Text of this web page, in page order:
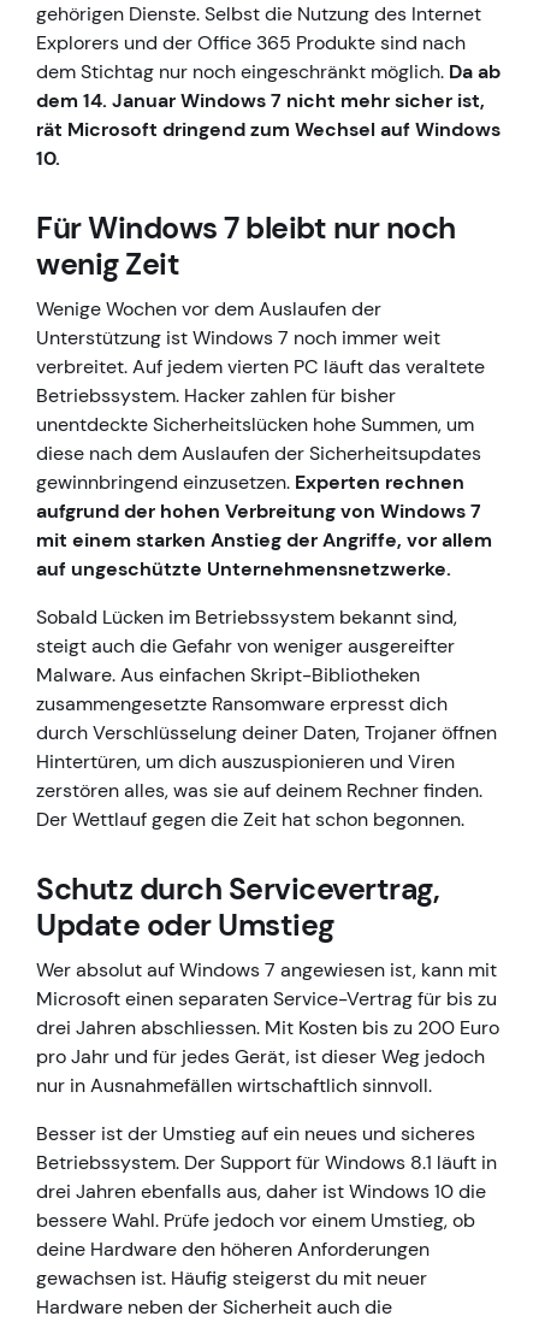
gehörigen Dienste. Selbst die Nutzung des Internet
Explorers und der Office 365 Produkte sind nach
dem Stichtag nur noch eingeschränkt möglich. Da ab
dem 14. Januar Windows 7 nicht mehr sicher ist,
rät Microsoft dringend zum Wechsel auf Windows
10.
Für Windows 7 bleibt nur noch
wenig Zeit
Wenige Wochen vor dem Auslaufen der
Unterstützung ist Windows 7 noch immer weit
verbreitet. Auf jedem vierten PC läuft das veraltete
Betriebssystem. Hacker zahlen für bisher
unentdeckte Sicherheitslücken hohe Summen, um
diese nach dem Auslaufen der Sicherheitsupdates
gewinnbringend einzusetzen. Experten rechnen
aufgrund der hohen Verbreitung von Windows 7
mit einem starken Anstieg der Angriffe, vor allem
auf ungeschützte Unternehmensnetzwerke.
Sobald Lücken im Betriebssystem bekannt sind,
steigt auch die Gefahr von weniger ausgereifter
Malware. Aus einfachen Skript-Bibliotheken
zusammengesetzte Ransomware erpresst dich
durch Verschlüsselung deiner Daten, Trojaner öffnen
Hintertüren, um dich auszuspionieren und Viren
zerstören alles, was sie auf deinem Rechner finden.
Der Wettlauf gegen die Zeit hat schon begonnen.
Schutz durch Servicevertrag,
Update oder Umstieg
Wer absolut auf Windows 7 angewiesen ist, kann mit
Microsoft einen separaten Service-Vertrag für bis zu
drei Jahren abschliessen. Mit Kosten bis zu 200 Euro
pro Jahr und für jedes Gerät, ist dieser Weg jedoch
nur in Ausnahmefällen wirtschaftlich sinnvoll.
Besser ist der Umstieg auf ein neues und sicheres
Betriebssystem. Der Support für Windows 8.1 läuft in
drei Jahren ebenfalls aus, daher ist Windows 10 die
bessere Wahl. Prüfe jedoch vor einem Umstieg, ob
deine Hardware den höheren Anforderungen
gewachsen ist. Häufig steigerst du mit neuer
Hardware neben der Sicherheit auch die